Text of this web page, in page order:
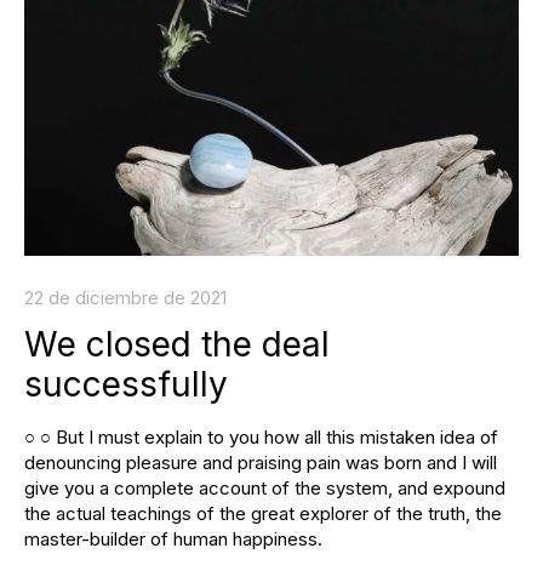
22 de diciembre de 2021
We closed the deal
successfully
○ ○ But I must explain to you how all this mistaken idea of
denouncing pleasure and praising pain was born and I will
give you a complete account of the system, and expound
the actual teachings of the great explorer of the truth, the
master-builder of human happiness.